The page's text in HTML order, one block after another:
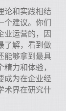
论和实践相结
建议。你们
业运营的，因
了解，看到做
能够拿到最具
力和体验，
成为在企业经
术界在研究什